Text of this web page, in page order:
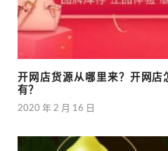
开网店货源从哪里来？开网店
有？
2020 年 2 月 16 日